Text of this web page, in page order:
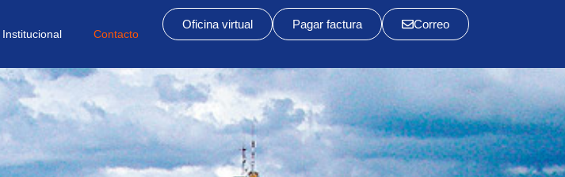
Institucional Contacto
Oficina virtual Pagar factura Correo